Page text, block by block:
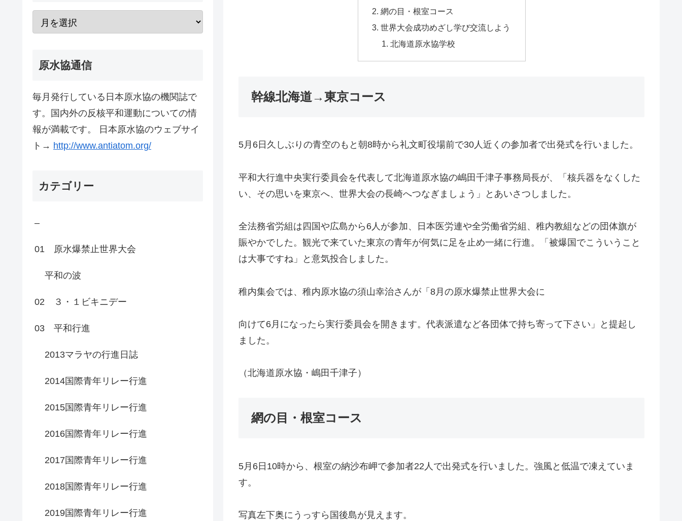
網の目・根室コース
世界大会成功めざし学び交流しよう
北海道原水協学校
幹線北海道→東京コース
5月6日久しぶりの青空のもと朝8時から礼文町役場前で30人近くの参加者で出発式を行いました。
平和大行進中央実行委員会を代表して北海道原水協の嶋田千津子事務局長が、「核兵器をなくした
い、その思いを東京へ、世界大会の長崎へつなぎましょう」とあいさつしました。
全法務省労組は四国や広島から6人が参加、日本医労連や全労働省労組、稚内教組などの団体旗が
賑やかでした。観光で来ていた東京の青年が何気に足を止め一緒に行進。「被爆国でこういうこと
は大事ですね」と意気投合しました。
稚内集会では、稚内原水協の須山幸治さんが「8月の原水爆禁止世界大会に
向けて6月になったら実行委員会を開きます。代表派遣など各団体で持ち寄って下さい」と提起し
ました。
（北海道原水協・嶋田千津子）
網の目・根室コース
5月6日10時から、根室の納沙布岬で参加者22人で出発式を行いました。強風と低温で凍えていま
す。
写真左下奥にうっすら国後島が見えます。
原水協通信
毎月発行している日本原水協の機関誌で
す。国内外の反核平和運動についての情
報が満載です。 日本原水協のウェブサイ
ト→ http://www.antiatom.org/
カテゴリー
–
01 原水爆禁止世界大会
平和の波
02 ３・１ビキニデー
03 平和行進
2013マラヤの行進日誌
2014国際青年リレー行進
2015国際青年リレー行進
2016国際青年リレー行進
2017国際青年リレー行進
2018国際青年リレー行進
2019国際青年リレー行進